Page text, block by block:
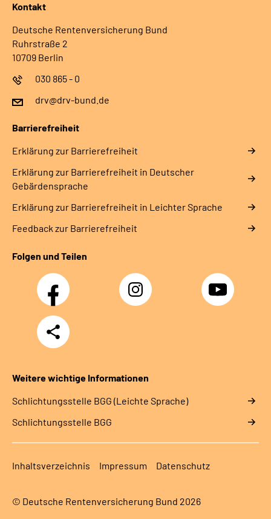
Kontakt
Deutsche Rentenversicherung Bund
Ruhrstraße 2
10709 Berlin
030 865 - 0
drv@drv-bund.de
Barrierefreiheit
Erklärung zur Barrierefreiheit
Erklärung zur Barrierefreiheit in Deutscher
Gebärdensprache
Erklärung zur Barrierefreiheit in Leichter Sprache
Feedback zur Barrierefreiheit
Folgen und Teilen
Facebook Instagram YouTube
Teilen
Weitere wichtige Informationen
Schlich­tungs­stel­le BGG (Leichte Sprache)
Schlich­tungs­stel­le BGG
Inhaltsverzeichnis Impressum Datenschutz
© Deutsche Rentenversicherung Bund 2026